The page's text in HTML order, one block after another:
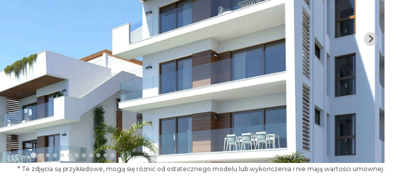
* Te zdjęcia są przykładowe, mogą się różnić od ostatecznego modelu lub wykończenia i nie mają wartości umownej.